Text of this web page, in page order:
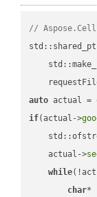
// Aspose.Cells
auto actual =
if(actual->
    actual->
while
char*